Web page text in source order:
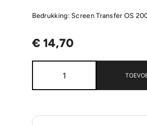
Bedrukking: Screen Transfer OS
€14,70
Impact